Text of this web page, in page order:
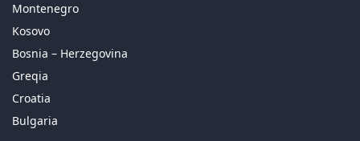
Montenegro
Kosovo
Bosnia – Herzegovina
Greqia
Croatia
Bulgaria